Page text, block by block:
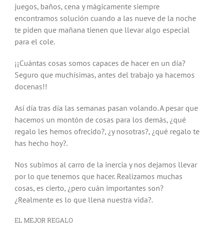
juegos, baños, cena y mágicamente siempre
encontramos solución cuando a las nueve de la noche
te piden que mañana tienen que llevar algo especial
para el cole.
¡¡Cuántas cosas somos capaces de hacer en un día?
Seguro que muchísimas, antes del trabajo ya hacemos
docenas!!
Así día tras día las semanas pasan volando. A pesar que
hacemos un montón de cosas para los demás, ¿qué
regalo les hemos ofrecido?, ¿y nosotras?, ¿qué regalo te
has hecho hoy?.
Nos subimos al carro de la inercia y nos dejamos llevar
por lo que tenemos que hacer. Realizamos muchas
cosas, es cierto, ¿pero cuán importantes son?
¿Realmente es lo que llena nuestra vida?.
EL MEJOR REGALO